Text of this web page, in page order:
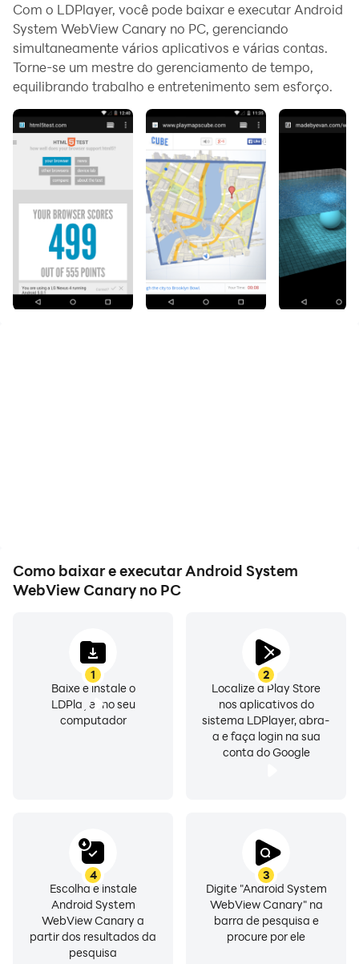
Ao executar Android System WebView Canary no seu
computador, você pode navegar claramente em uma
tela maior, e controlar o aplicativo com o mouse e o
teclado é muito mais rápido do que com o teclado de
bateria do seu dispositivo.
Com as funções de múltiplas instâncias e
sincronizador, você pode até executar vários
aplicativos e contas no seu PC.
E a função de transferência de arquivos torna muito
fácil compartilhar imagens, vídeos e arquivos.
Baixe Android System WebView Canary e execute-o
no seu PC. Desfrute da tela grande e da alta qualidade
Com o LDPlayer, você pode baixar e executar Android
System WebView Canary no PC, gerenciando
simultaneamente vários aplicativos e várias contas.
Torne-se um mestre do gerenciamento de tempo,
equilibrando trabalho e entretenimento sem esforço.
Como baixar e executar Android System
WebView Canary no PC
1
Baixe e instale o
LDPlayer no seu
computador
2
Localize a Play Store
nos aplicativos do
sistema LDPlayer, abra-
a e faça login na sua
conta do Google
3
Digite "Android System
WebView Canary" na
barra de pesquisa e
procure por ele
4
Escolha e instale
Android System
WebView Canary a
partir dos resultados da
pesquisa